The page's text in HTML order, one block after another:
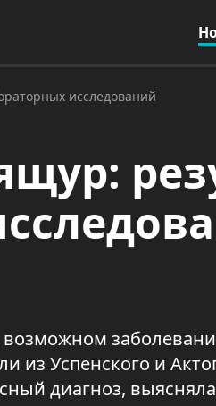
исследований
из Успенского и
диагноз,